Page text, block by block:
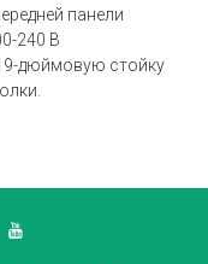
панели
240 В
дюймовую стойку